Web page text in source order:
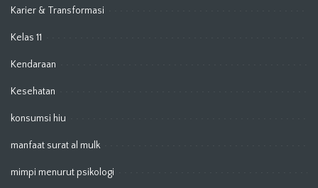
Karier & Transformasi
Kelas 11
Kendaraan
Kesehatan
konsumsi hiu
manfaat surat al mulk
mimpi menurut psikologi